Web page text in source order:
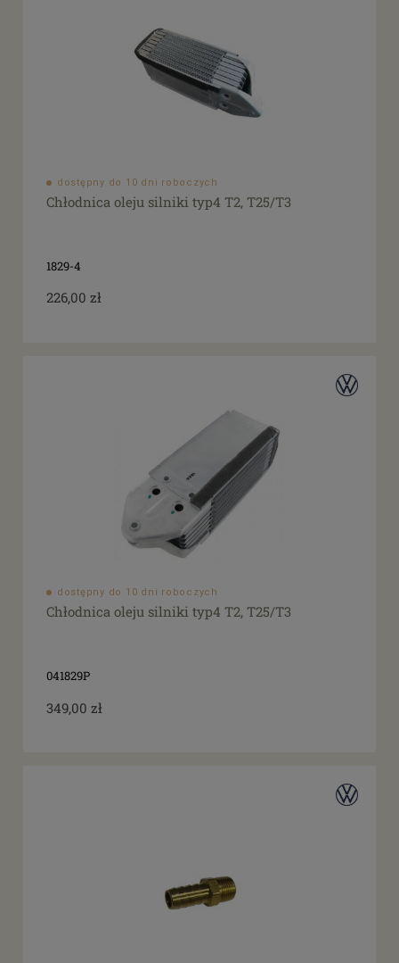
dostępny do 10 dni roboczych
Chłodnica oleju silniki typ4 T2, T25/T3
1829-4
226,00 zł
dostępny do 10 dni roboczych
Chłodnica oleju silniki typ4 T2, T25/T3
041829P
349,00 zł